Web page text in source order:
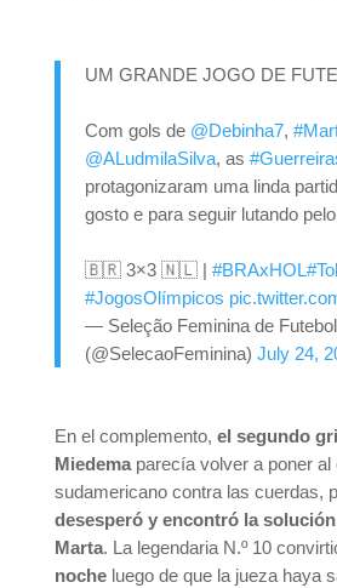
UM GRANDE JOGO DE
Com gols de @Debinha7,
@ALudmilaSilva, as
protagonizaram uma linda
gosto e para seguir lutando
🇧🇷 3×3 🇳🇱 | #BRAxHOL
#JogosOlímpicos
— Seleção Feminina de Futebol
(@SelecaoFeminina) July 24,
En el complemento, el segundo
Miedemaparecía volver a poner al
sudamericano contra las cuerdas,
desesperó y encontró la
Marta. La legendaria N.º 10
nocheluego de que la jueza haya